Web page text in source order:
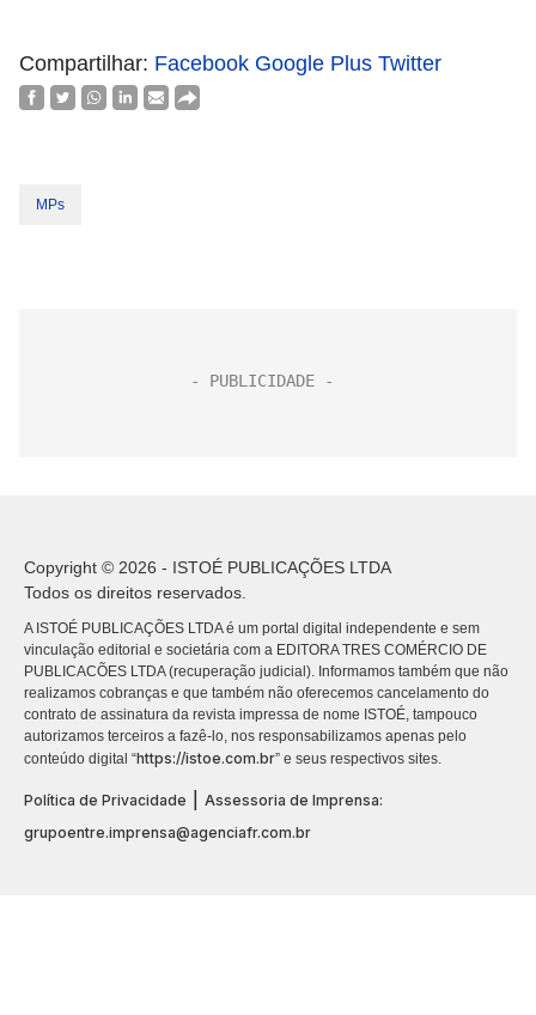
Compartilhar: Facebook Google Plus Twitter
MPs
Copyright © 2026 - ISTOÉ PUBLICAÇÕES LTDA
Todos os direitos reservados.
A ISTOÉ PUBLICAÇÕES LTDA é um portal digital independente e sem
vinculação editorial e societária com a EDITORA TRES COMÉRCIO DE
PUBLICACÕES LTDA (recuperação judicial). Informamos também que não
realizamos cobranças e que também não oferecemos cancelamento do
contrato de assinatura da revista impressa de nome ISTOÉ, tampouco
autorizamos terceiros a fazê-lo, nos responsabilizamos apenas pelo
conteúdo digital “https://istoe.com.br” e seus respectivos sites.
Política de Privacidade
Assessoria de Imprensa:
grupoentre.imprensa@agenciafr.com.br